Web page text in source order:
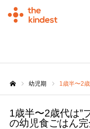
幼児期 1歳半〜2歳代
1歳半〜2歳代は”
の幼児食ごはん